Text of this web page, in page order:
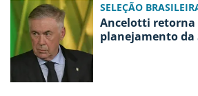
SELEÇÃO
Ancelotti retorna
planejamento da